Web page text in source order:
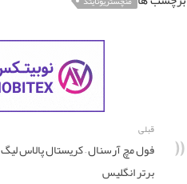
قبلی
فول مچ آرسنال – کریستال پالاس لیگ
برتر انگلیس